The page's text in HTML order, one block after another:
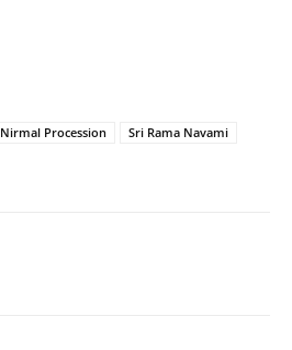
Nirmal Procession
Sri Rama Navami